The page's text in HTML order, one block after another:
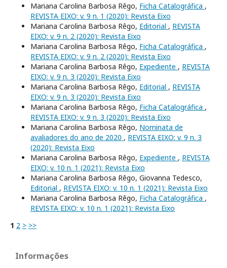
Mariana Carolina Barbosa Rêgo, Ficha Catalográfica ,
REVISTA EIXO: v. 9 n. 1 (2020): Revista Eixo
Mariana Carolina Barbosa Rêgo, Editorial , REVISTA
EIXO: v. 9 n. 2 (2020): Revista Eixo
Mariana Carolina Barbosa Rêgo, Ficha Catalográfica ,
REVISTA EIXO: v. 9 n. 2 (2020): Revista Eixo
Mariana Carolina Barbosa Rêgo, Expediente , REVISTA
EIXO: v. 9 n. 3 (2020): Revista Eixo
Mariana Carolina Barbosa Rêgo, Editorial , REVISTA
EIXO: v. 9 n. 3 (2020): Revista Eixo
Mariana Carolina Barbosa Rêgo, Ficha Catalográfica ,
REVISTA EIXO: v. 9 n. 3 (2020): Revista Eixo
Mariana Carolina Barbosa Rêgo, Nominata de
avaliadores do ano de 2020 , REVISTA EIXO: v. 9 n. 3
(2020): Revista Eixo
Mariana Carolina Barbosa Rêgo, Expediente , REVISTA
EIXO: v. 10 n. 1 (2021): Revista Eixo
Mariana Carolina Barbosa Rêgo, Giovanna Tedesco,
Editorial , REVISTA EIXO: v. 10 n. 1 (2021): Revista Eixo
Mariana Carolina Barbosa Rêgo, Ficha Catalográfica ,
REVISTA EIXO: v. 10 n. 1 (2021): Revista Eixo
1 2 > >>
Informações